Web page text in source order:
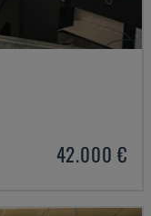
42.000 €